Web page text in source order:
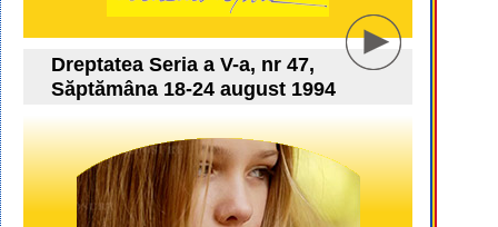
Dreptatea Seria a V-a, nr 47,
Săptămâna 18-24 august 1994